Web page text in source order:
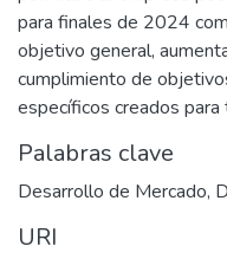
para finales de 2024
objetivo general,
cumplimiento de
específicos creados para
Palabras clave
Desarrollo de Mercado,
URI